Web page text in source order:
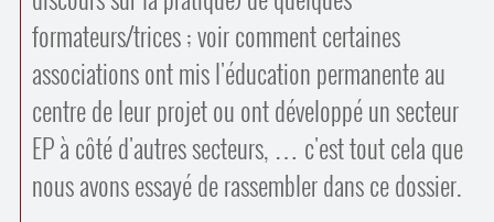
formateurs/trices ; voir comment certaines
associations ont mis l'éducation permanente au
centre de leur projet ou ont développé un secteur
EP à côté d'autres secteurs, … c'est tout cela que
nous avons essayé de rassembler dans ce dossier.